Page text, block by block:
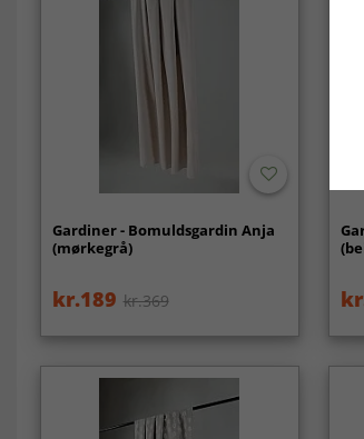
Gardiner - Bomuldsgardin Anja
(mørkegrå)
kr.189 kr.369